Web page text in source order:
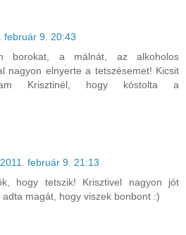
február 9. 20:43
borokat, a málnát, az alkoholos
nagyon elnyerte a tetszésemet! Kicsit
Krisztinél, hogy kóstolta a
2011. február 9. 21:13
hogy tetszik! Krisztivel nagyon jót
magát, hogy viszek bonbont :)